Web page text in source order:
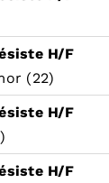
H/F
(22)
H/F
H/F